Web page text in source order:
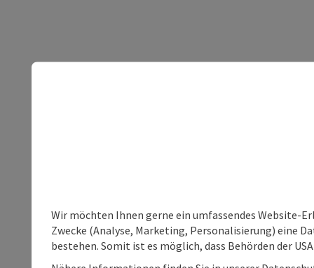
Wir möchten Ihnen gerne ein umfassendes Website-
Zwecke (Analyse, Marketing, Personalisierung) eine
bestehen. Somit ist es möglich, dass Behörden der